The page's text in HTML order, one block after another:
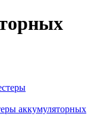
аккумуляторных